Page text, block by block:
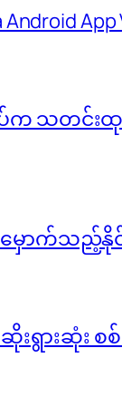
သတင်းထုတ်
မှောက်သည့်
ားဆုံး စစ်